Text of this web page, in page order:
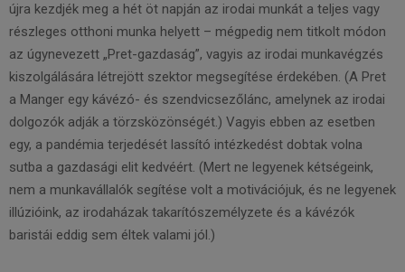
újra kezdjék meg a hét öt napján az irodai munkát a teljes vagy
részleges otthoni munka helyett – mégpedig nem titkolt módon
az úgynevezett „Pret-­gazdaság”, vagyis az irodai munkavégzés
kiszolgálására létrejött szektor megsegítése érdekében. (A Pret
a Manger egy kávézó-­ és szendvicsezőlánc, amelynek az irodai
dolgozók adják a törzsközönségét.) Vagyis ebben az esetben
egy, a pandémia terjedését lassító intézkedést dobtak volna
sutba a gazdasági elit kedvéért. (Mert ne legyenek kétségeink,
nem a munkavállalók segítése volt a motivációjuk, és ne legyenek
illúzióink, az irodaházak takarítószemélyzete és a kávézók
baristái eddig sem éltek valami jól.)